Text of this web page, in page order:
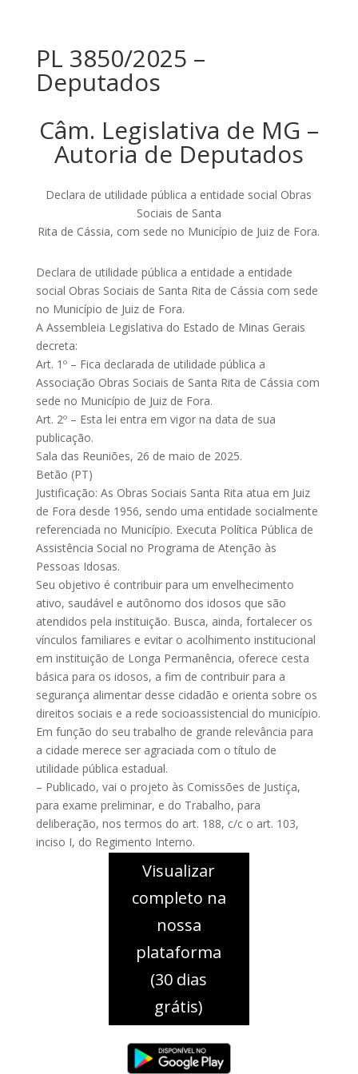
PL 3850/2025 –
Deputados
Câm. Legislativa de MG –
Autoria de Deputados
Declara de utilidade pública a entidade social Obras
Sociais de Santa
Rita de Cássia, com sede no Município de Juiz de Fora.
Declara de utilidade pública a entidade a entidade
social Obras Sociais de Santa Rita de Cássia com sede
no Município de Juiz de Fora.
A Assembleia Legislativa do Estado de Minas Gerais
decreta:
Art. 1º – Fica declarada de utilidade pública a
Associação Obras Sociais de Santa Rita de Cássia com
sede no Município de Juiz de Fora.
Art. 2º – Esta lei entra em vigor na data de sua
publicação.
Sala das Reuniões, 26 de maio de 2025.
Betão (PT)
Justificação: As Obras Sociais Santa Rita atua em Juiz
de Fora desde 1956, sendo uma entidade socialmente
referenciada no Município. Executa Política Pública de
Assistência Social no Programa de Atenção às
Pessoas Idosas.
Seu objetivo é contribuir para um envelhecimento
ativo, saudável e autônomo dos idosos que são
atendidos pela instituição. Busca, ainda, fortalecer os
vínculos familiares e evitar o acolhimento institucional
em instituição de Longa Permanência, oferece cesta
básica para os idosos, a fim de contribuir para a
segurança alimentar desse cidadão e orienta sobre os
direitos sociais e a rede socioassistencial do município.
Em função do seu trabalho de grande relevância para
a cidade merece ser agraciada com o título de
utilidade pública estadual.
– Publicado, vai o projeto às Comissões de Justiça,
para exame preliminar, e do Trabalho, para
deliberação, nos termos do art. 188, c/c o art. 103,
inciso I, do Regimento Interno.
Visualizar
completo na
nossa
plataforma
(30 dias
grátis)